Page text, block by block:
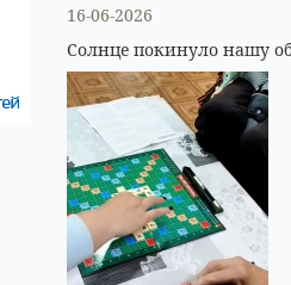
16-06-2026
Солнце покинуло нашу